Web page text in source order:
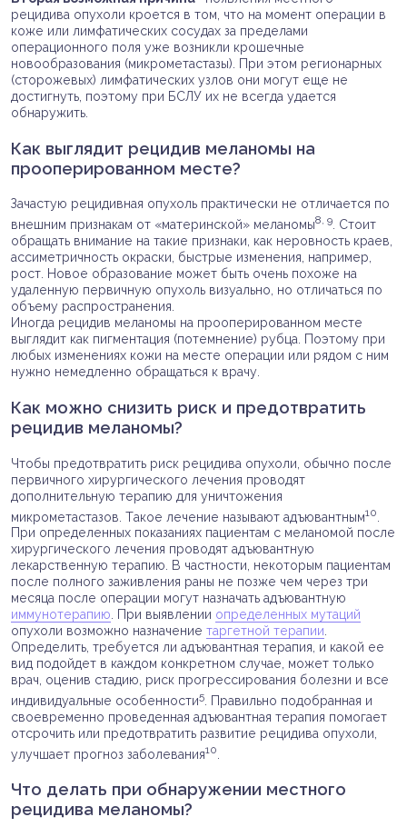
рецидива опухоли кроется в том, что на момент операции в
коже или лимфатических сосудах за пределами
операционного поля уже возникли крошечные
новообразования (микрометастазы). При этом регионарных
(сторожевых) лимфатических узлов они могут еще не
достигнуть, поэтому при БСЛУ их не всегда удается
обнаружить.
Как выглядит рецидив меланомы на
прооперированном месте?
Зачастую рецидивная опухоль практически не отличается по
внешним признакам от «материнской» меланомы8, 9 . Стоит
обращать внимание на такие признаки, как неровность краев,
ассиметричность окраски, быстрые изменения, например,
рост. Новое образование может быть очень похоже на
удаленную первичную опухоль визуально, но отличаться по
объему распространения.
Иногда рецидив меланомы на прооперированном месте
выглядит как пигментация (потемнение) рубца. Поэтому при
любых изменениях кожи на месте операции или рядом с ним
нужно немедленно обращаться к врачу.
Как можно снизить риск и предотвратить
рецидив меланомы?
Чтобы предотвратить риск рецидива опухоли, обычно после
первичного хирургического лечения проводят
дополнительную терапию для уничтожения
микрометастазов. Такое лечение называют адъювантным10
При определенных показаниях пациентам с меланомой после
хирургического лечения проводят адъювантную
лекарственную терапию. В частности, некоторым пациентам
после полного заживления раны не позже чем через три
месяца после операции могут назначать адъювантную
иммунотерапию. При выявлении определенных мутаций
опухоли возможно назначениетаргетной терапии.
Определить, требуется ли адъювантная терапия, и какой ее
вид подойдет в каждом конкретном случае, может только
врач, оценив стадию, риск прогрессирования болезни и все
индивидуальные особенности5 . Правильно подобранная и
своевременно проведенная адъювантная терапия помогает
отсрочить или предотвратить развитие рецидива опухоли,
улучшает прогноз заболевания10
Что делать при обнаружении местного
рецидива меланомы?